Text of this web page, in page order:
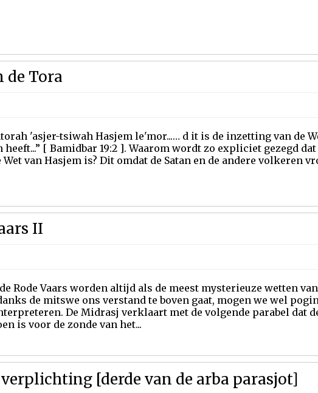
de Tora
'asjer-tsiwah Hasjem le'mor...… d it is de inzetting van de
heeft...” [ Bamidbar 19:2 ]. Waarom wordt zo expliciet gezegd
van Hasjem is? Dit omdat de Satan en de andere volkeren
II
Rode Vaars worden altijd als de meest mysterieuze wetten
de mitswe ons verstand te boven gaat, mogen we wel
De Midrasj verklaart met de volgende parabel dat
is voor de zonde van het...
verplichting [derde van de arba parasjot]